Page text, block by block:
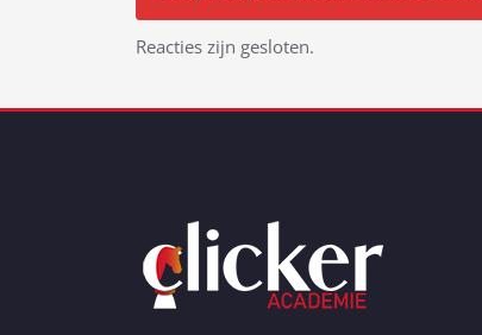
Bericht
navigatie
Reacties zijn gesloten.